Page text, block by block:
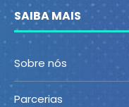
SAIBA MAIS
Sobre nós
Parcerias